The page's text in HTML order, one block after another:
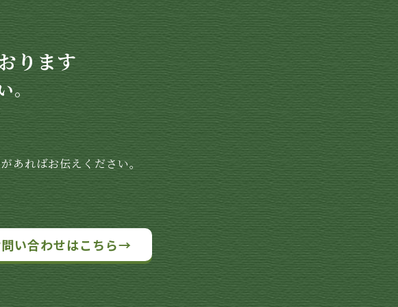
ります
。
あればお伝えください。
い合わせはこちら→